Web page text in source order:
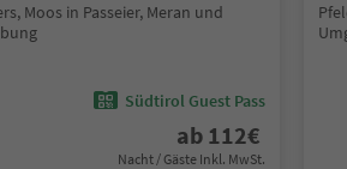
Moos in Passeier, Meran und
Südtirol Guest Pass
ab 112€
Nacht / Gäste Inkl. MwSt.